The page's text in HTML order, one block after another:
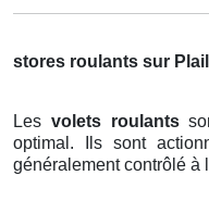
stores roulants sur
Les volets roulants
optimal. Ils sont
généralement contrôlé à